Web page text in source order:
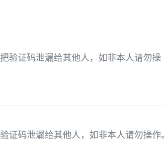
验证码泄漏给其他人，如非本人请勿操
证码泄漏给其他人，如非本人请勿操作。